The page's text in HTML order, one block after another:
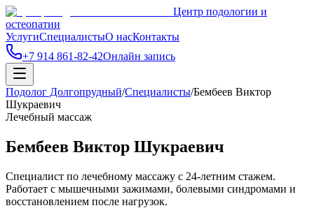
Центр подологии и
остеопатии
УслугиСпециалистыО насКонтакты
+7 914 861-82-42Онлайн запись
Подолог Долгопрудный/Специалисты/Бембеев Виктор
Шукраевич
Лечебный массаж
Бембеев Виктор Шукраевич
Специалист по лечебному массажу с 24-летним стажем.
Работает с мышечными зажимами, болевыми синдромами и
восстановлением после нагрузок.